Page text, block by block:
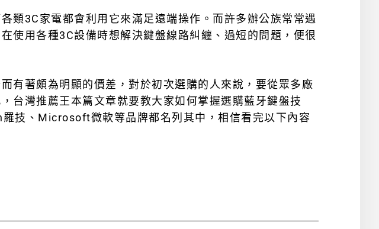
類3C家電都會利用它來滿足遠端操作。而許多辦公族常常遇
使用各種3C設備時想解決鍵盤線路糾纏、過短的問題，便很
有著頗為明顯的價差，對於初次選購的人來說，要從眾多廠
台灣推薦王本篇文章就要教大家如何掌握選購藍牙鍵盤技
技、Microsoft微軟等品牌都名列其中，相信看完以下內容